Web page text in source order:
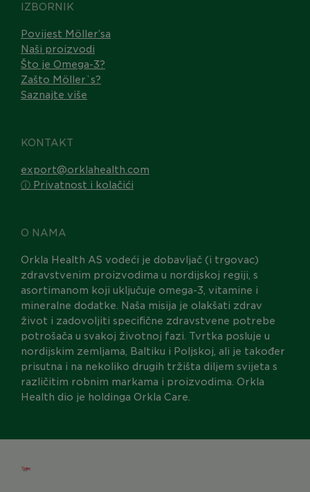
O NAMA
Orkla Health AS vodeći je dobavljač (i trgovac)
zdravstvenim proizvodima u nordijskoj regiji, s
asortimanom koji uključuje omega-3, vitamine i
mineralne dodatke. Naša misija je olakšati zdrav
život i zadovoljiti specifične zdravstvene potrebe
potrošača u svakoj životnoj fazi. Tvrtka posluje u
nordijskim zemljama, Baltiku i Poljskoj, ali je također
prisutna i na nekoliko drugih tržišta diljem svijeta s
različitim robnim markama i proizvodima. Orkla
Health dio je holdinga Orkla Care.
IZBORNIK
Povijest Möller’sa
Naši proizvodi
Što je Omega-3?
Zašto Möller`s?
Saznajte više
KONTAKT
export@orklahealth.com
ⓘ Privatnost i kolačići